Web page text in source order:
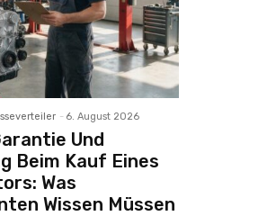
- 6. August 2026
Und
Beim Kauf Eines
Was
Wissen Müssen